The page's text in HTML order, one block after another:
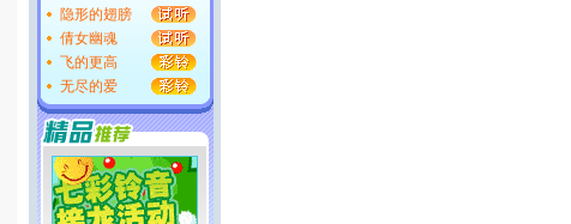
隐形的翅膀
倩女幽魂
飞的更高
无尽的爱